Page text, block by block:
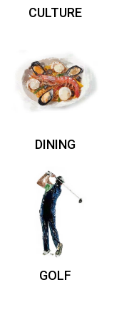
CULTURE
DINING
GOLF